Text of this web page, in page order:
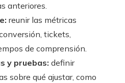
anteriores.
reunir las métricas
tickets,
de comprensión.
y pruebas: definir
sobre qué ajustar, como